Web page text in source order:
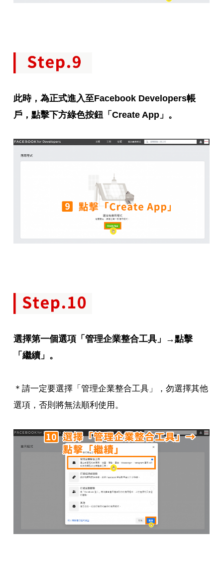
此時，為正式進入至Facebook Developers帳
戶， 點擊下方綠色按鈕「Create App」。
選擇第一個選項「管理企業整合工具」→點擊
「繼續」。
＊請一定要選擇「管理企業整合工具」，勿選擇其他
選項，否則將無法順利使用。